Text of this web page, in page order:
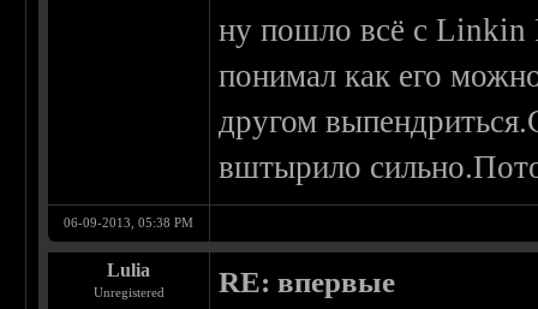
ну пошло всё с Linkin
понимал как его
другом
вштырило
06-09-2013, 05:38 PM
Lulia
Unregistered RE: впервые